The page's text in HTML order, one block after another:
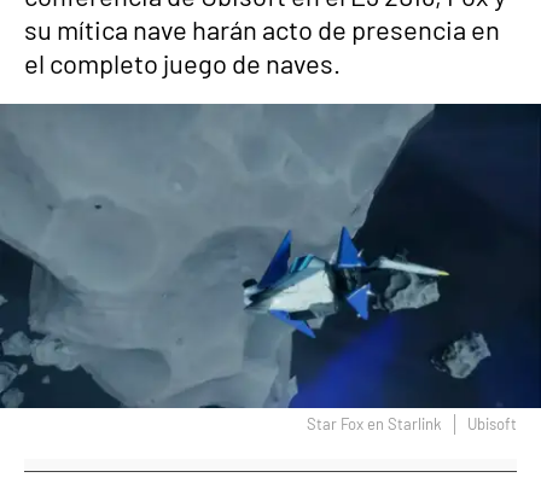
su mítica nave harán acto de presencia en
el completo juego de naves.
Star Fox en Starlink Ubisoft